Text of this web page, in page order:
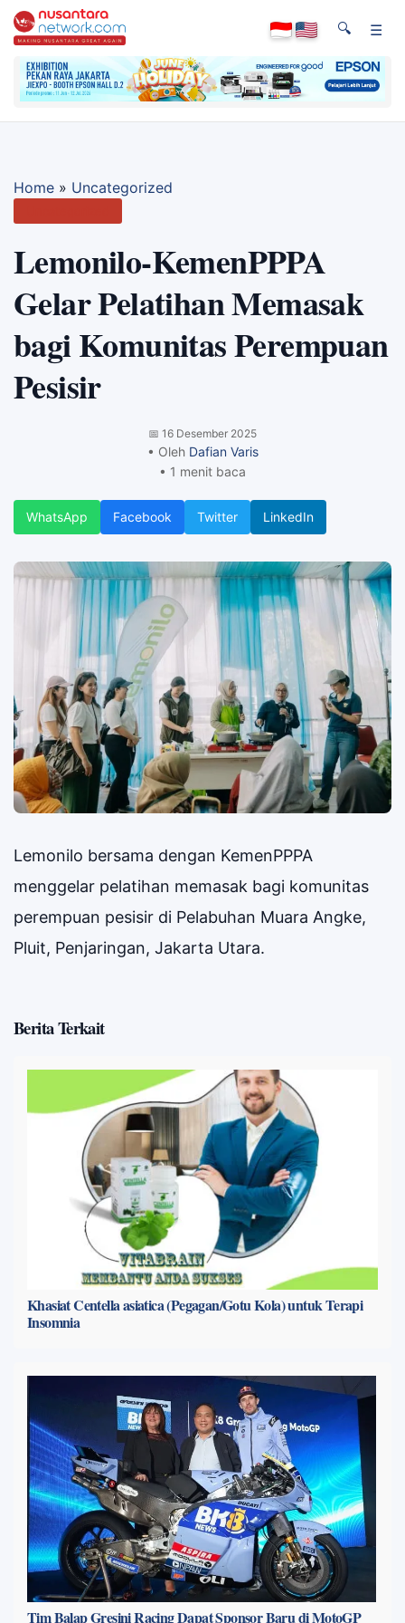
🔍 ☰
Home » Uncategorized
Lemonilo-KemenPPPA
Gelar Pelatihan Memasak
bagi Komunitas Perempuan
Pesisir
📅 16 Desember 2025
• Oleh Dafian Varis
• 1 menit baca
WhatsApp Facebook Twitter LinkedIn
Lemonilo bersama dengan KemenPPPA
menggelar pelatihan memasak bagi komunitas
perempuan pesisir di Pelabuhan Muara Angke,
Pluit, Penjaringan, Jakarta Utara.
Berita Terkait
Khasiat Centella asiatica (Pegagan/Gotu Kola) untuk Terapi
Insomnia
Tim Balap Gresini Racing Dapat Sponsor Baru di MotoGP